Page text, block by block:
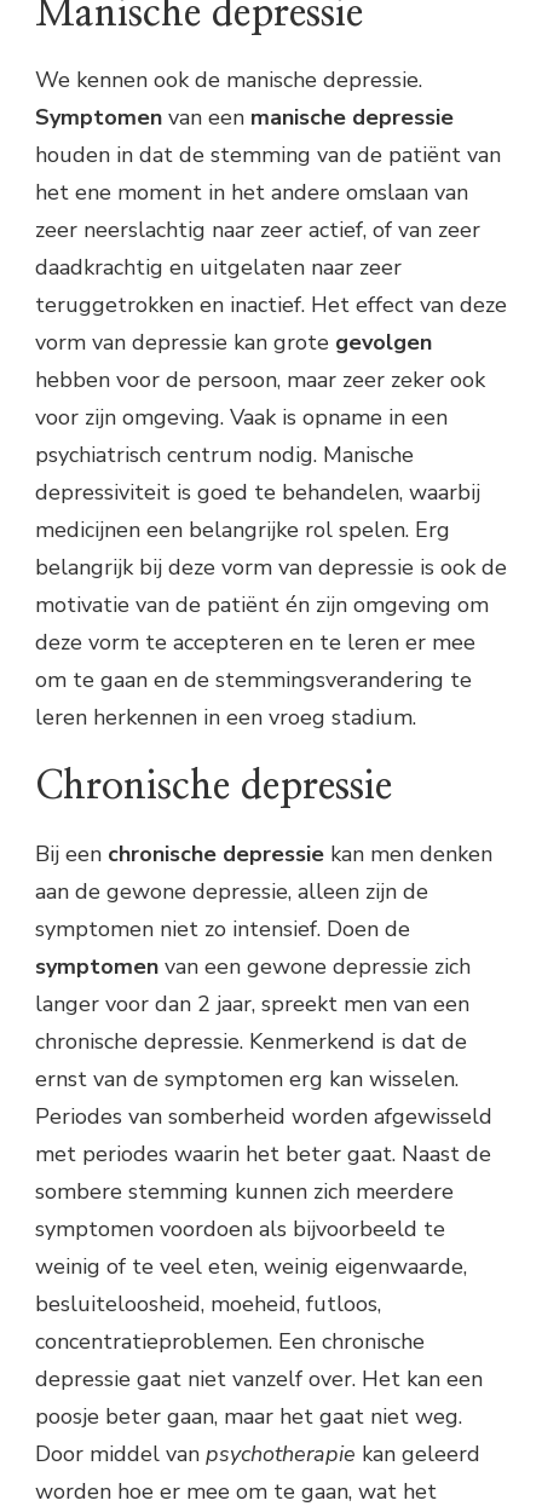
Manische depressie
We kennen ook de manische depressie.
Symptomen van een manische depressie
houden in dat de stemming van de patiënt van
het ene moment in het andere omslaan van
zeer neerslachtig naar zeer actief, of van zeer
daadkrachtig en uitgelaten naar zeer
teruggetrokken en inactief. Het effect van deze
vorm van depressie kan grote gevolgen
hebben voor de persoon, maar zeer zeker ook
voor zijn omgeving. Vaak is opname in een
psychiatrisch centrum nodig. Manische
depressiviteit is goed te behandelen, waarbij
medicijnen een belangrijke rol spelen. Erg
belangrijk bij deze vorm van depressie is ook de
motivatie van de patiënt én zijn omgeving om
deze vorm te accepteren en te leren er mee
om te gaan en de stemmingsverandering te
leren herkennen in een vroeg stadium.
Chronische depressie
Bij een chronische depressie kan men denken
aan de gewone depressie, alleen zijn de
symptomen niet zo intensief. Doen de
symptomen van een gewone depressie zich
langer voor dan 2 jaar, spreekt men van een
chronische depressie. Kenmerkend is dat de
ernst van de symptomen erg kan wisselen.
Periodes van somberheid worden afgewisseld
met periodes waarin het beter gaat. Naast de
sombere stemming kunnen zich meerdere
symptomen voordoen als bijvoorbeeld te
weinig of te veel eten, weinig eigenwaarde,
besluiteloosheid, moeheid, futloos,
concentratieproblemen. Een chronische
depressie gaat niet vanzelf over. Het kan een
poosje beter gaan, maar het gaat niet weg.
Door middel van psychotherapie kan geleerd
worden hoe er mee om te gaan, wat het